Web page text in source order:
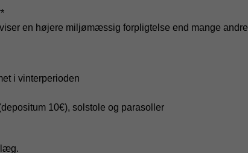
en højere miljømæssig forpligtelse end mange andre
i vinterperioden
10€), solstole og parasoller